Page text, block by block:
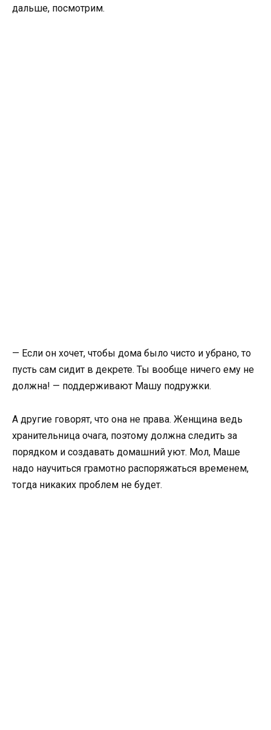
дальше, посмотрим.
— Если он хочет, чтобы дома было чисто и убрано, то
пусть сам сидит в декрете. Ты вообще ничего ему не
должна! — поддерживают Машу подружки.
А другие говорят, что она не права. Женщина ведь
хранительница очага, поэтому должна следить за
порядком и создавать домашний уют. Мол, Маше
надо научиться грамотно распоряжаться временем,
тогда никаких проблем не будет.